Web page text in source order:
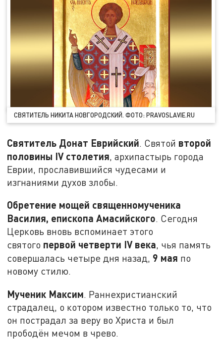
СВЯТИТЕЛЬ НИКИТА НОВГОРОДСКИЙ. ФОТО: PRAVOSLAVIE.RU
Святитель Донат Еврийский. Святой второй
половины IV столетия, архипастырь города
Еврии, прославившийся чудесами и
изгнаниями духов злобы.
Обретение мощей священномученика
Василия, епископа Амасийского. Сегодня
Церковь вновь вспоминает этого
святого первой четверти IV века, чья память
совершалась четыре дня назад, 9 мая по
новому стилю.
Мученик Максим. Раннехристианский
страдалец, о котором известно только то, что
он пострадал за веру во Христа и был
прободён мечом в чрево.